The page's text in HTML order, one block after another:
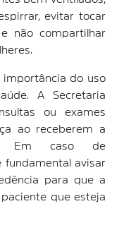
evitar tocar
não compartilhar
do uso
A Secretaria
ou exames
ao receberem a
Em caso de
fundamental avisar
para que a
que esteja